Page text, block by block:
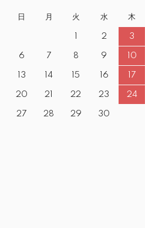
日 月 火 水 木
2 3
6 7 8 9 10
13 14 15 16 17
20 21 22 23 24
27 28 29 30